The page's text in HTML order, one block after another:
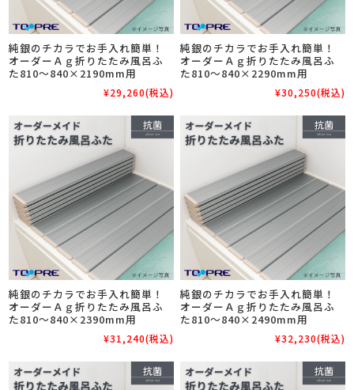
純銀のチカラでお手入れ簡単！
オーダーＡｇ折りたたみ風呂ふ
た810～840×2190mm用
¥29,260(税込)
純銀のチカラでお手入れ簡単！
オーダーＡｇ折りたたみ風呂ふ
た810～840×2290mm用
¥30,250(税込)
純銀のチカラでお手入れ簡単！
オーダーＡｇ折りたたみ風呂ふ
た810～840×2390mm用
¥31,240(税込)
純銀のチカラでお手入れ簡単！
オーダーＡｇ折りたたみ風呂ふ
た810～840×2490mm用
¥32,230(税込)